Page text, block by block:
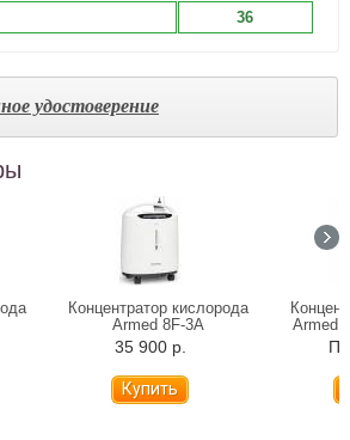
36
удостоверение
Концентратор кислорода
Armed 8F-3A
35 900 р.
Armed